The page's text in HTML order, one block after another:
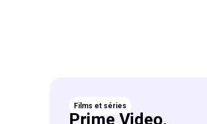
Films et séries
Prime Video,